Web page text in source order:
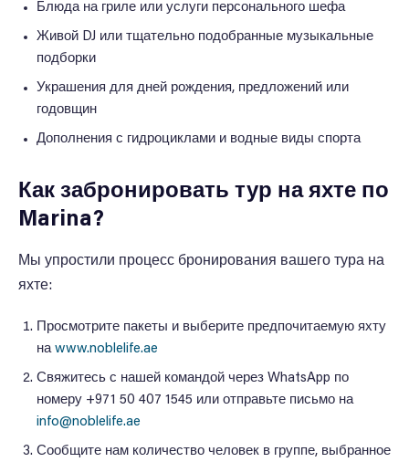
Блюда на гриле или услуги персонального шефа
Живой DJ или тщательно подобранные музыкальные
подборки
Украшения для дней рождения, предложений или
годовщин
Дополнения с гидроциклами и водные виды спорта
Как забронировать тур на яхте по
Marina?
Мы упростили процесс бронирования вашего тура на
яхте:
Просмотрите пакеты и выберите предпочитаемую яхту
на www.noblelife.ae
Свяжитесь с нашей командой через WhatsApp по
номеру +971 50 407 1545 или отправьте письмо на
info@noblelife.ae
Сообщите нам количество человек в группе, выбранное